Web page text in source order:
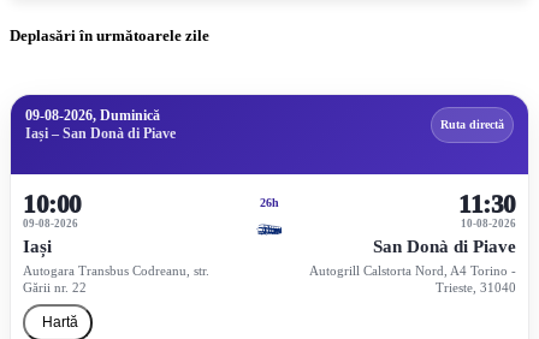
Deplasări în următoarele zile
09-08-2026, Duminică
Iași – San Donà di Piave
Ruta directă
10:00
09-08-2026
Iași
Autogara Transbus Codreanu, str.
Gării nr. 22
Hartă
26h
10-08-2026
11:30
San Donà di Piave
Autogrill Calstorta Nord, A4 Torino -
Trieste, 31040